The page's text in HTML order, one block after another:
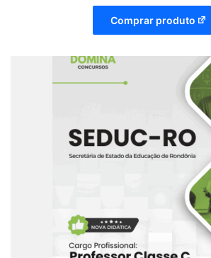
Comprar produto